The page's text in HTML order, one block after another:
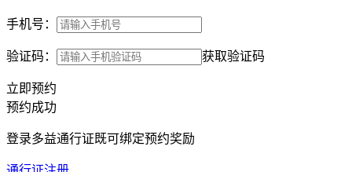
手机号：
验证码： 获取验证码
立即预约
预约成功
登录多益通行证既可绑定预约奖励